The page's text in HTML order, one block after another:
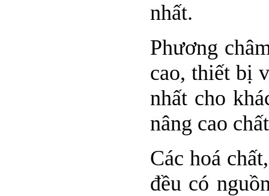
nhất.
Phương
cao, thiết bị
nhất cho
nâng cao
Các hoá
đều có